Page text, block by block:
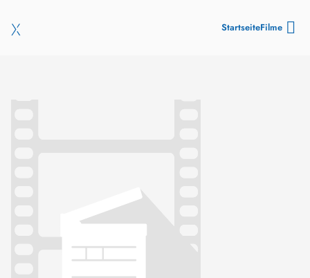
StartseiteFilme